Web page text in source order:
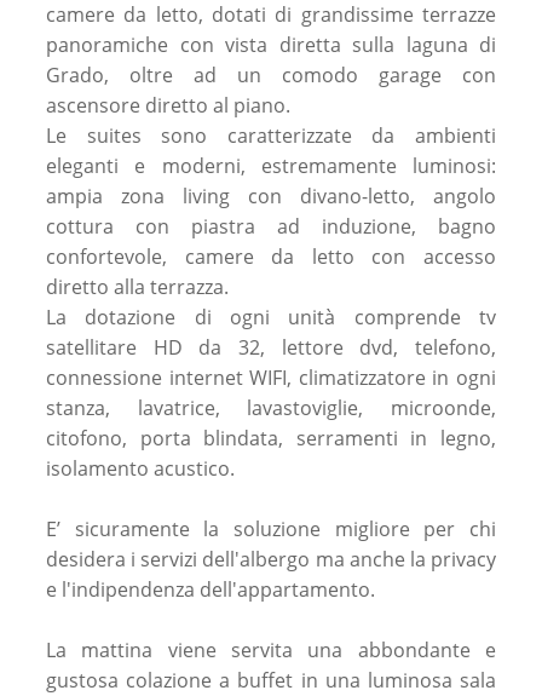
camere da letto, dotati di grandissime terrazze
panoramiche con vista diretta sulla laguna di
Grado, oltre ad un comodo garage con
ascensore diretto al piano.
Le suites sono caratterizzate da ambienti
eleganti e moderni, estremamente luminosi:
ampia zona living con divano-letto, angolo
cottura con piastra ad induzione, bagno
confortevole, camere da letto con accesso
diretto alla terrazza.
La dotazione di ogni unità comprende tv
satellitare HD da 32, lettore dvd, telefono,
connessione internet WIFI, climatizzatore in ogni
stanza, lavatrice, lavastoviglie, microonde,
citofono, porta blindata, serramenti in legno,
isolamento acustico.
E’ sicuramente la soluzione migliore per chi
desidera i servizi dell'albergo ma anche la privacy
e l'indipendenza dell'appartamento.
La mattina viene servita una abbondante e
gustosa colazione a buffet in una luminosa sala